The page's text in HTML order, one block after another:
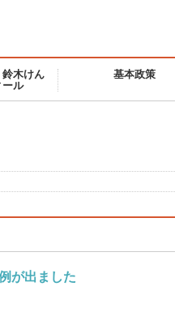
木けん
ール
基本政策
が出ました